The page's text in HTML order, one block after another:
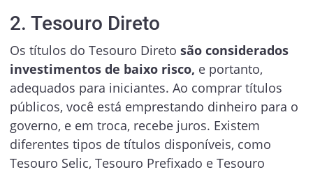
2. Tesouro Direto
Os títulos do Tesouro Direto são considerados
investimentos de baixo risco, e portanto,
adequados para iniciantes. Ao comprar títulos
públicos, você está emprestando dinheiro para o
governo, e em troca, recebe juros. Existem
diferentes tipos de títulos disponíveis, como
Tesouro Selic, Tesouro Prefixado e Tesouro